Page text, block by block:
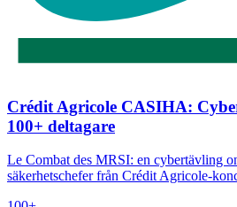
Crédit Agricole CASIHA:
100+ deltagare
Le Combat des MRSI: en cybertävling
säkerhetschefer från Crédit Agricole-